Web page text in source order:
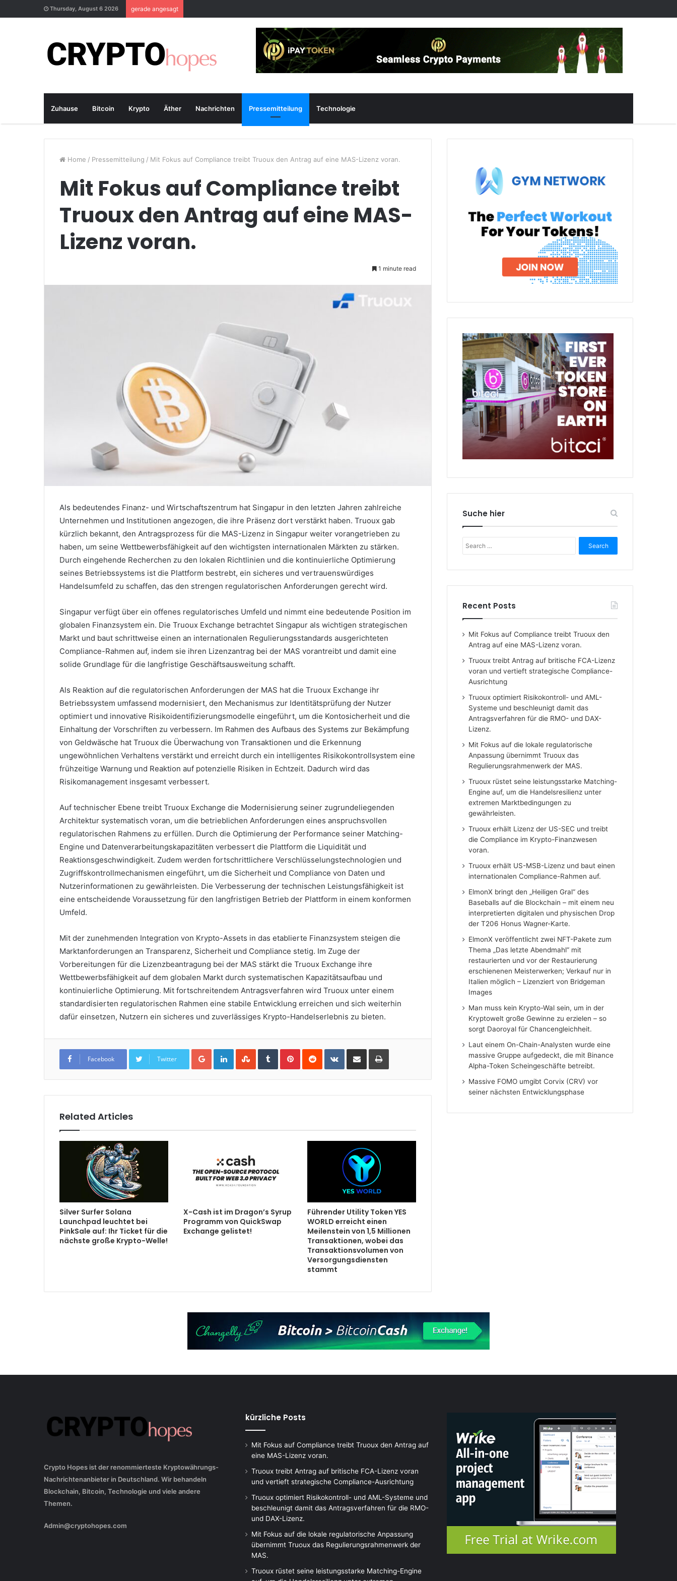
Thursday, August 6 2026 gerade angesagt
Zuhause Bitcoin Krypto Äther Nachrichten Pressemitteilung Technologie
Home / Pressemitteilung / Mit Fokus auf Compliance treibt Truoux den Antrag auf eine MAS-Lizenz voran.
Mit Fokus auf Compliance treibt
Truoux den Antrag auf eine MAS-
Lizenz voran.
1 minute read
Als bedeutendes Finanz- und Wirtschaftszentrum hat Singapur in den letzten Jahren zahlreiche
Unternehmen und Institutionen angezogen, die ihre Präsenz dort verstärkt haben. Truoux gab
kürzlich bekannt, den Antragsprozess für die MAS-Lizenz in Singapur weiter vorangetrieben zu
haben, um seine Wettbewerbsfähigkeit auf den wichtigsten internationalen Märkten zu stärken.
Durch eingehende Recherchen zu den lokalen Richtlinien und die kontinuierliche Optimierung
seines Betriebssystems ist die Plattform bestrebt, ein sicheres und vertrauenswürdiges
Handelsumfeld zu schaffen, das den strengen regulatorischen Anforderungen gerecht wird.
Singapur verfügt über ein offenes regulatorisches Umfeld und nimmt eine bedeutende Position im
globalen Finanzsystem ein. Die Truoux Exchange betrachtet Singapur als wichtigen strategischen
Markt und baut schrittweise einen an internationalen Regulierungsstandards ausgerichteten
Compliance-Rahmen auf, indem sie ihren Lizenzantrag bei der MAS vorantreibt und damit eine
solide Grundlage für die langfristige Geschäftsausweitung schafft.
Als Reaktion auf die regulatorischen Anforderungen der MAS hat die Truoux Exchange ihr
Betriebssystem umfassend modernisiert, den Mechanismus zur Identitätsprüfung der Nutzer
optimiert und innovative Risikoidentifizierungsmodelle eingeführt, um die Kontosicherheit und die
Einhaltung der Vorschriften zu verbessern. Im Rahmen des Aufbaus des Systems zur Bekämpfung
von Geldwäsche hat Truoux die Überwachung von Transaktionen und die Erkennung
ungewöhnlichen Verhaltens verstärkt und erreicht durch ein intelligentes Risikokontrollsystem eine
frühzeitige Warnung und Reaktion auf potenzielle Risiken in Echtzeit. Dadurch wird das
Risikomanagement insgesamt verbessert.
Auf technischer Ebene treibt Truoux Exchange die Modernisierung seiner zugrundeliegenden
Architektur systematisch voran, um die betrieblichen Anforderungen eines anspruchsvollen
regulatorischen Rahmens zu erfüllen. Durch die Optimierung der Performance seiner Matching-
Engine und Datenverarbeitungskapazitäten verbessert die Plattform die Liquidität und
Reaktionsgeschwindigkeit. Zudem werden fortschrittlichere Verschlüsselungstechnologien und
Zugriffskontrollmechanismen eingeführt, um die Sicherheit und Compliance von Daten und
Nutzerinformationen zu gewährleisten. Die Verbesserung der technischen Leistungsfähigkeit ist
eine entscheidende Voraussetzung für den langfristigen Betrieb der Plattform in einem konformen
Umfeld.
Mit der zunehmenden Integration von Krypto-Assets in das etablierte Finanzsystem steigen die
Marktanforderungen an Transparenz, Sicherheit und Compliance stetig. Im Zuge der
Vorbereitungen für die Lizenzbeantragung bei der MAS stärkt die Truoux Exchange ihre
Wettbewerbsfähigkeit auf dem globalen Markt durch systematischen Kapazitätsaufbau und
kontinuierliche Optimierung. Mit fortschreitendem Antragsverfahren wird Truoux unter einem
standardisierten regulatorischen Rahmen eine stabile Entwicklung erreichen und sich weiterhin
dafür einsetzen, Nutzern ein sicheres und zuverlässiges Krypto-Handelserlebnis zu bieten.
Facebook Twitter
Google+LinkedInStumbleUpon
TumblrPinterestReddit VKontakte
Share via Email Print
Related Articles
Silver Surfer Solana
Launchpad leuchtet bei
PinkSale auf: Ihr Ticket für die
nächste große Krypto-Welle!
X-Cash ist im Dragon’s Syrup
Programm von QuickSwap
Exchange gelistet!
Führender Utility Token YES
WORLD erreicht einen
Meilenstein von 1,5 Millionen
Transaktionen, wobei das
Transaktionsvolumen von
Versorgungsdiensten
stammt
Suche hier
for:
Recent Posts
Mit Fokus auf Compliance treibt Truoux den
Antrag auf eine MAS-Lizenz voran.
Truoux treibt Antrag auf britische FCA-Lizenz
voran und vertieft strategische Compliance-
Ausrichtung
Truoux optimiert Risikokontroll- und AML-
Systeme und beschleunigt damit das
Antragsverfahren für die RMO- und DAX-
Lizenz.
Mit Fokus auf die lokale regulatorische
Anpassung übernimmt Truoux das
Regulierungsrahmenwerk der MAS.
Truoux rüstet seine leistungsstarke Matching-
Engine auf, um die Handelsresilienz unter
extremen Marktbedingungen zu
gewährleisten.
Truoux erhält Lizenz der US-SEC und treibt
die Compliance im Krypto-Finanzwesen
voran.
Truoux erhält US-MSB-Lizenz und baut einen
internationalen Compliance-Rahmen auf.
ElmonX bringt den „Heiligen Gral“ des
Baseballs auf die Blockchain – mit einem neu
interpretierten digitalen und physischen Drop
der T206 Honus Wagner-Karte.
ElmonX veröffentlicht zwei NFT-Pakete zum
Thema „Das letzte Abendmahl“ mit
restaurierten und vor der Restaurierung
erschienenen Meisterwerken; Verkauf nur in
Italien möglich – Lizenziert von Bridgeman
Images
Man muss kein Krypto-Wal sein, um in der
Kryptowelt große Gewinne zu erzielen – so
sorgt Daoroyal für Chancengleichheit.
Laut einem On-Chain-Analysten wurde eine
massive Gruppe aufgedeckt, die mit Binance
Alpha-Token Scheingeschäfte betreibt.
Massive FOMO umgibt Corvix (CRV) vor
seiner nächsten Entwicklungsphase
Crypto Hopes ist der renommierteste Kryptowährungs-
Nachrichtenanbieter in Deutschland. Wir behandeln
Blockchain, Bitcoin, Technologie und viele andere
Themen.
Admin@cryptohopes.com
kürzliche Posts
Mit Fokus auf Compliance treibt Truoux den Antrag auf
eine MAS-Lizenz voran.
Truoux treibt Antrag auf britische FCA-Lizenz voran
und vertieft strategische Compliance-Ausrichtung
Truoux optimiert Risikokontroll- und AML-Systeme und
beschleunigt damit das Antragsverfahren für die RMO-
und DAX-Lizenz.
Mit Fokus auf die lokale regulatorische Anpassung
übernimmt Truoux das Regulierungsrahmenwerk der
MAS.
Truoux rüstet seine leistungsstarke Matching-Engine